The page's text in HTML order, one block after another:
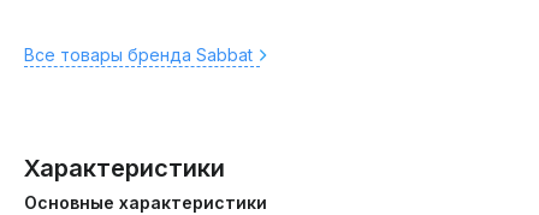
Все товары бренда Sabbat
Характеристики
Основные характеристики